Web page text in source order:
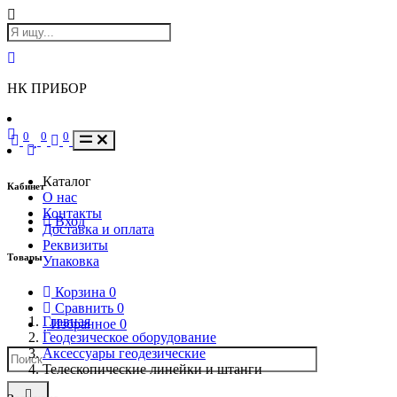
НК ПРИБОР
Кабинет
Вход
Товары
Корзина 0
Сравнить 0
Избранное 0
0 0 0
Каталог
О нас
Контакты
Доставка и оплата
Реквизиты
Упаковка
Главная
Геодезическое оборудование
Аксессуары геодезические
Телескопические линейки и штанги